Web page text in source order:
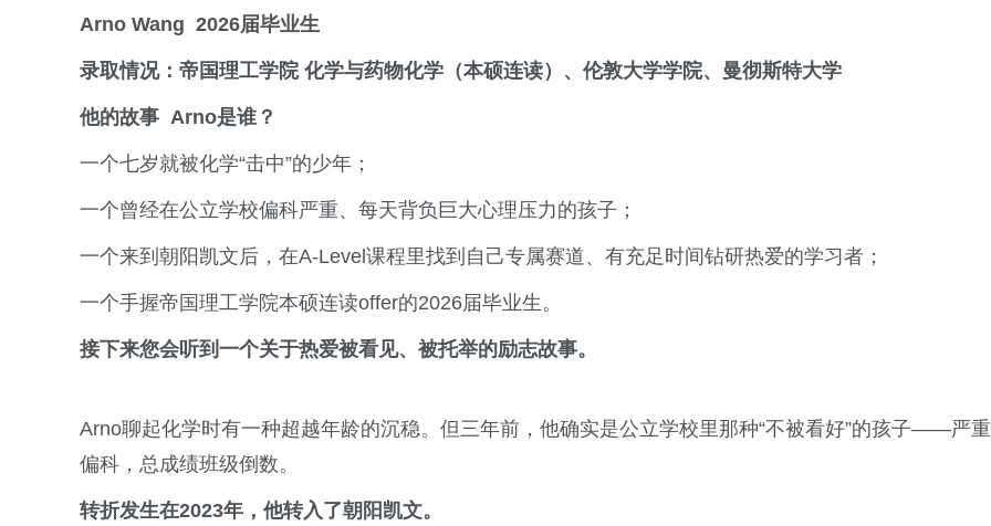
Arno Wang 2026届毕业生
录取情况： 帝国理工学院 化学与药物化学（本硕连读） 、 伦敦大学学院、 曼彻斯特大学
他的故事 Arno是谁？
一个七岁就被化学“击中”的少年；
一个曾经在公立学校偏科严重、每天背负巨大心理压力的孩子；
一个来到朝阳凯文后，在A-Level课程里找到自己专属赛道、有充足时间钻研热爱的学习者；
一个手握帝国理工学院本硕连读offer的2026届毕业生。
接下来您会听到一个关于热爱被看见、被托举的励志故事。
Arno聊起化学时有一种超越年龄的沉稳。但三年前，他确实是公立学校里那种“不被看好”的孩子——严重
偏科，总成绩班级倒数。
转折发生在2023年，他转入了朝阳凯文。